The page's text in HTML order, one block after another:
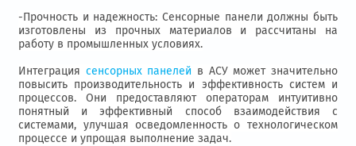
-Прочность и надежность: Сенсорные панели должны быть
изготовлены из прочных материалов и рассчитаны на
работу в промышленных условиях.
Интеграция сенсорных панелей в АСУ может значительно
повысить производительность и эффективность систем и
процессов. Они предоставляют операторам интуитивно
понятный и эффективный способ взаимодействия с
системами, улучшая осведомленность о технологическом
процессе и упрощая выполнение задач.